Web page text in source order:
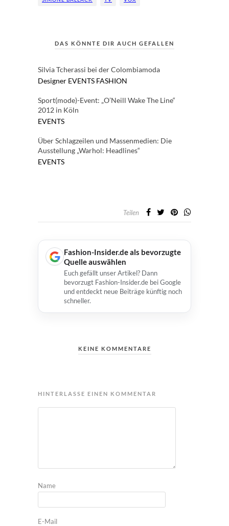
DAS KÖNNTE DIR AUCH GEFALLEN
Silvia Tcherassi bei der Colombiamoda
Designer EVENTS FASHION
Sport(mode)-Event: „O’Neill Wake The Line“
2012 in Köln
EVENTS
Über Schlagzeilen und Massenmedien: Die
Ausstellung „Warhol: Headlines“
EVENTS
Teilen
Fashion-Insider.de als bevorzugte
Quelle auswählen
Euch gefällt unser Artikel? Dann
bevorzugt Fashion-Insider.de bei Google
und entdeckt neue Beiträge künftig noch
schneller.
KEINE KOMMENTARE
HINTERLASSE EINEN KOMMENTAR
Name
E-Mail